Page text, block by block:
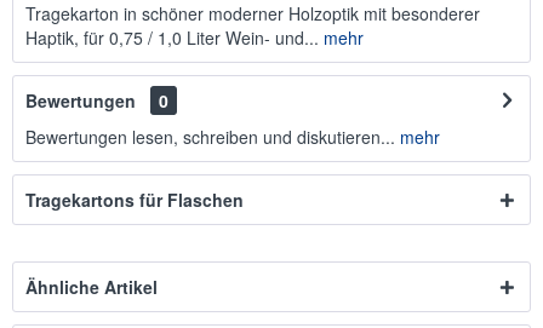
Tragekarton in schöner moderner Holzoptik mit besonderer
Haptik, für 0,75 / 1,0 Liter Wein- und... mehr
Bewertungen
0
Bewertungen lesen, schreiben und diskutieren... mehr
Tragekartons für Flaschen
Ähnliche Artikel